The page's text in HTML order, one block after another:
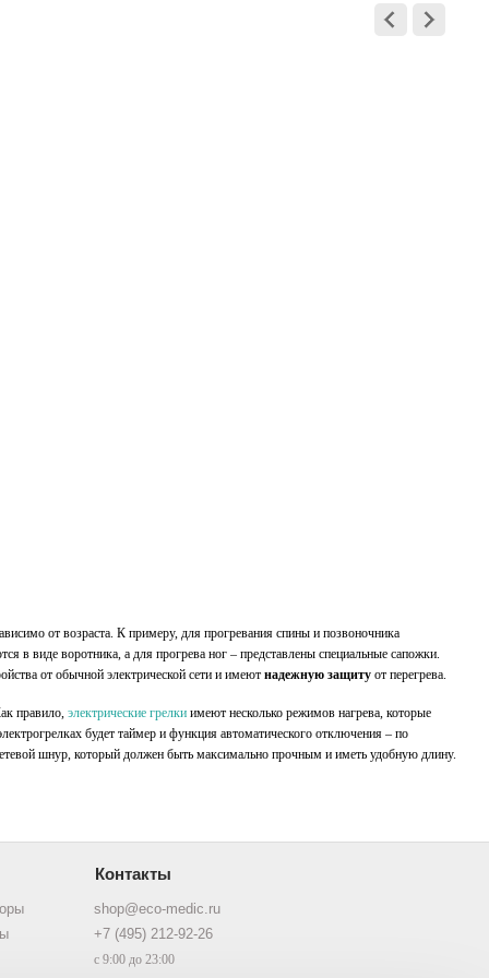
от возраста. К примеру, для прогревания спины и позвоночника
в виде воротника, а для прогрева ног – представлены специальные сапожки.
от обычной электрической сети и имеют надежную защиту от перегрева.
правило, электрические грелки имеют несколько режимов нагрева, которые
будет таймер и функция автоматического отключения – по
шнур, который должен быть максимально прочным и иметь удобную длину.
Контакты
shop@eco-medic.ru
+7 (495) 212-92-26
с 9:00 до 23:00